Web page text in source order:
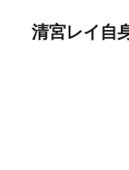
清宮レイ自